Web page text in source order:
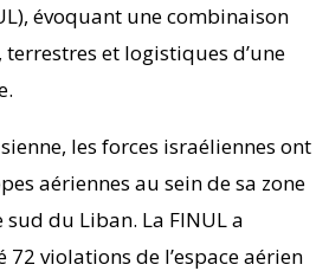
évoquant une combinaison
terrestres et logistiques d’une
les forces israéliennes ont
aériennes au sein de sa zone
sud du Liban. La FINUL a
violations de l’espace aérien